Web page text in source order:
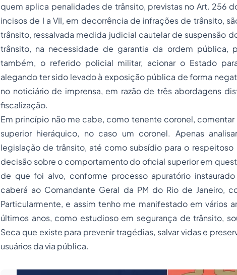
quem aplica penalidades de trânsito, previstas no Art. 256
incisos de I a VII, em decorrência de infrações de trânsito,
trânsito, ressalvada medida judicial cautelar de suspensão
trânsito, na necessidade de garantia da ordem pública,
também, o referido policial militar, acionar o Estado
alegando ter sido levado à exposição pública de forma
no noticiário de imprensa, em razão de três abordagens
fiscalização.
Em princípio não me cabe, como tenente coronel,
superior hieráquico, no caso um coronel. Apenas
legislação de trânsito, até como subsídio para o
decisão sobre o comportamento do oficial superior em
de que foi alvo, conforme processoapuratório
caberá ao Comandante Geral da PM do Rio de Janeiro,
Particularmente, e assim tenho me manifestado em vários
últimos anos, como estudioso em segurança de trânsito,
Seca que existe para prevenir tragédias, salvar vidas e
usuários da via pública.